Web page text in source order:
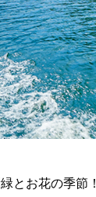
とお花の季節！